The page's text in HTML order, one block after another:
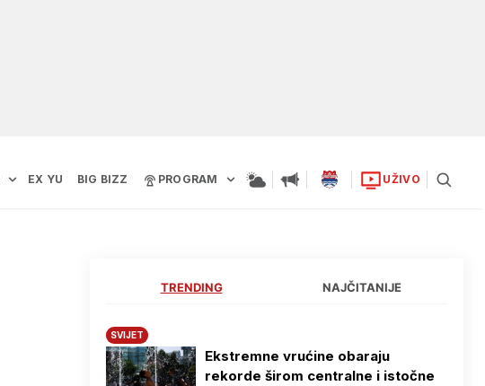
EX YU BIG BIZZ PROGRAM UŽIVO
TRENDING NAJČITANIJE
SVIJET
Ekstremne vrućine obaraju
rekorde širom centralne i istočne